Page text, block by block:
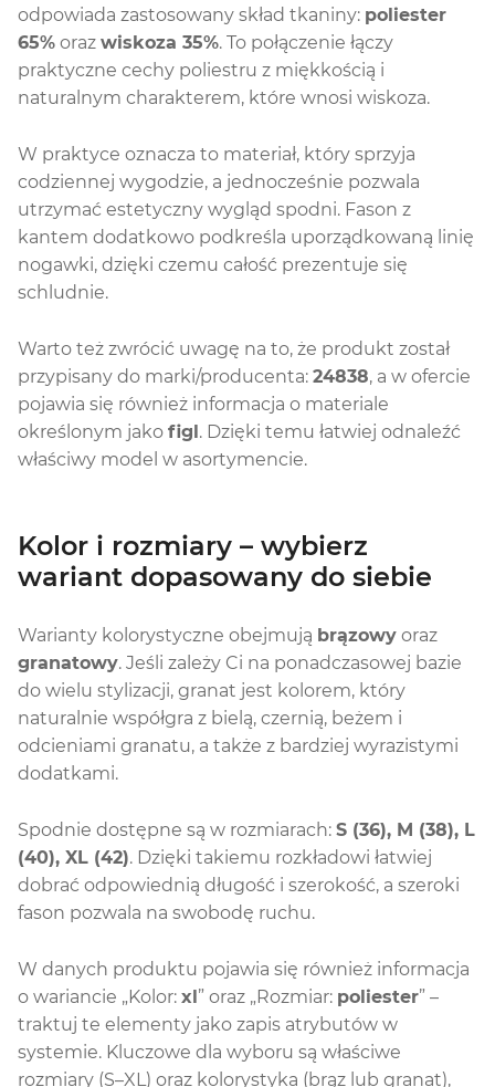
odpowiada zastosowany skład tkaniny: poliester
65% oraz wiskoza 35%. To połączenie łączy
praktyczne cechy poliestru z miękkością i
naturalnym charakterem, które wnosi wiskoza.
W praktyce oznacza to materiał, który sprzyja
codziennej wygodzie, a jednocześnie pozwala
utrzymać estetyczny wygląd spodni. Fason z
kantem dodatkowo podkreśla uporządkowaną linię
nogawki, dzięki czemu całość prezentuje się
schludnie.
Warto też zwrócić uwagę na to, że produkt został
przypisany do marki/producenta: 24838, a w ofercie
pojawia się również informacja o materiale
określonym jako figl . Dzięki temu łatwiej odnaleźć
właściwy model w asortymencie.
Kolor i rozmiary – wybierz
wariant dopasowany do siebie
Warianty kolorystyczne obejmują brązowy oraz
granatowy. Jeśli zależy Ci na ponadczasowej bazie
do wielu stylizacji, granat jest kolorem, który
naturalnie współgra z bielą, czernią, beżem i
odcieniami granatu, a także z bardziej wyrazistymi
dodatkami.
Spodnie dostępne są w rozmiarach: S (36), M (38), L
(40), XL (42). Dzięki takiemu rozkładowi łatwiej
dobrać odpowiednią długość i szerokość, a szeroki
fason pozwala na swobodę ruchu.
W danych produktu pojawia się również informacja
o wariancie „Kolor: xl” oraz „Rozmiar: poliester” –
traktuj te elementy jako zapis atrybutów w
systemie. Kluczowe dla wyboru są właściwe
rozmiary (S–XL) oraz kolorystyka (brąz lub granat),